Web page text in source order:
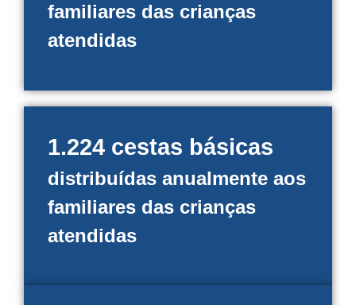
familiares das crianças
atendidas
1.224 cestas básicas
distribuídas anualmente aos
familiares das crianças
atendidas